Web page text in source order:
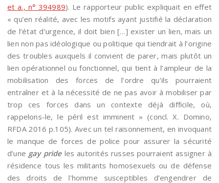
et a., n° 394989). Le rapporteur public expliquait en effet
« qu’en réalité, avec les motifs ayant justifié la déclaration
de l’état d’urgence, il doit bien […] exister un lien, mais un
lien non pas idéologique ou politique qui tiendrait à l’origine
des troubles auxquels il convient de parer, mais plutôt un
lien opérationnel ou fonctionnel, qui tient à l’ampleur de la
mobilisation des forces de l’ordre qu’ils pourraient
entraîner et à la nécessité de ne pas avoir à mobiliser par
trop ces forces dans un contexte déjà difficile, où,
rappelons-le, le péril est imminent » (concl. X. Domino,
RFDA 2016 p.105). Avec un tel raisonnement, en invoquant
le manque de forces de police pour assurer la sécurité
d’une gay prideles autorités russes pourraient assigner à
résidence tous les militants homosexuels ou de défense
des droits de l’homme susceptibles d’engendrer de